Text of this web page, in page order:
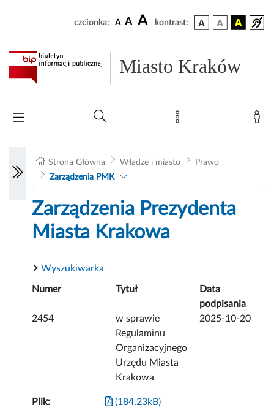
czcionka: A A A kontrast:
Miasto Kraków
Strona Główna Władze i miasto
Prawo
Zarządzenia PMK
Zarządzenia Prezydenta
Miasta Krakowa
Wyszukiwarka
Numer Tytuł
Data
podpisania
2454
w sprawie
Regulaminu
Organizacyjnego
Urzędu Miasta
Krakowa
2025-10-20
Plik: (184.23kB)